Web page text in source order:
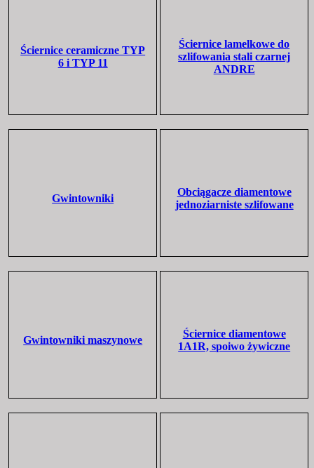
Ściernice ceramiczne TYP
6 i TYP 11
Ściernice lamelkowe do
szlifowania stali czarnej
ANDRE
Gwintowniki
Obciągacze diamentowe
jednoziarniste szlifowane
Gwintowniki maszynowe
Ściernice diamentowe
1A1R, spoiwo żywiczne